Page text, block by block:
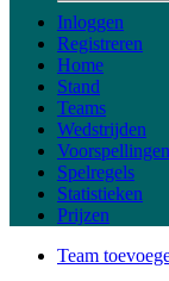
Inloggen
Registreren
Home
Stand
Teams
Wedstrijden
Voorspellingen
Spelregels
Statistieken
Prijzen
Team